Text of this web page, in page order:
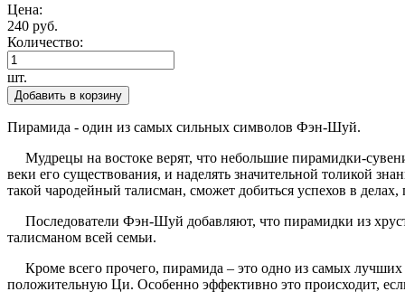
Цена:
240 руб.
Количество:
шт.
Добавить в корзину
Пирамида - один из самых сильных символов Фэн-Шуй.
Мудрецы на востоке верят, что небольшие пирамидки-
веки его существования, и наделять значительной толикой
такой чародейный талисман, сможет добиться успехов в
Последователи Фэн-Шуй добавляют, что пирамидки из
талисманом всей семьи.
Кроме всего прочего, пирамида – это одно из самых лучших
положительную Ци. Особенно эффективно это происходит,